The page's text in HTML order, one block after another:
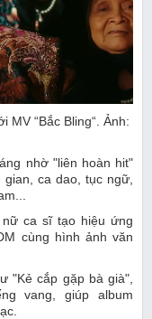
MV “Bắc Bling“. Ảnh:
nhờ "liên hoàn hit"
ca dao, tục ngữ,
ca sĩ tạo hiệu ứng
cùng hình ảnh văn
"Kẻ cắp gặp bà già",
vang, giúp album